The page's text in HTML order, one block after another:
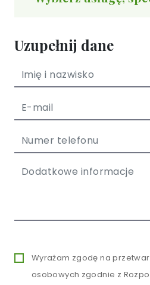
Uzupełnij dane
Wyrażam zgodę na
osobowych zgodnie z